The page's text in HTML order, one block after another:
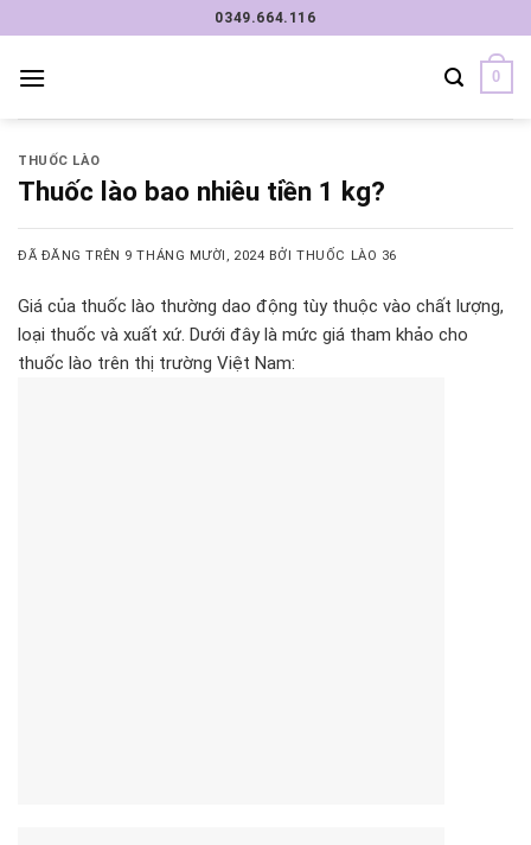
đến
nội
0349.664.116
0
THUỐC LÀO
Thuốc lào bao nhiêu tiền 1 kg?
ĐÃ ĐĂNG TRÊN 9 THÁNG MƯỜI, 2024 BỞITHUỐC LÀO 36
Giá của thuốc lào thường dao động tùy thuộc vào chất lượng,
loại thuốc và xuất xứ. Dưới đây là mức giá tham khảo cho
thuốc lào trên thị trường Việt Nam: